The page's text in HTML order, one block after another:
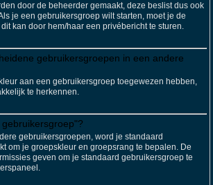
door de beheerder gemaakt, deze beslist dus ook
je een gebruikersgroep wilt starten, moet je de
kan door hem/haar een privébericht te sturen.
gebruikersgroepen in een andere
aan een gebruikersgroep toegewezen hebben,
te herkennen.
gebruikersgroepen, word je standaard
om je groepskleur en groepsrang te bepalen. De
geven om je standaard gebruikersgroep te